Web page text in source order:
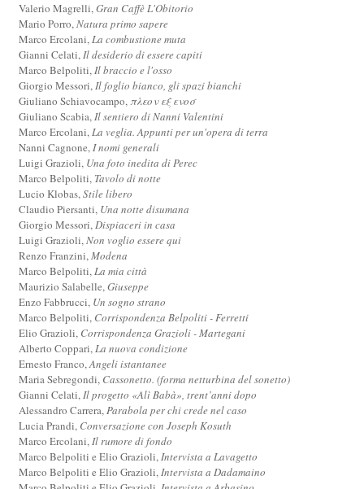
Valerio Magrelli,Gran Caffè L'Obitorio
Mario Porro,Natura primo sapere
Marco Ercolani,La combustione muta
Gianni Celati,Il desiderio di essere capiti
Marco Belpoliti,Il braccio e l'osso
Giorgio Messori,Il foglio bianco, gli spazi bianchi
Giuliano Schiavocampo,πλεον εξ ενοσ
Giuliano Scabia,Il sentiero di Nanni Valentini
Marco Ercolani,La veglia. Appunti per un'opera di terra
Nanni Cagnone,I nomi generali
Luigi Grazioli, Una foto inedita di Perec
Marco Belpoliti, Tavolo di notte
Lucio Klobas,Stile libero
Claudio Piersanti, Una notte disumana
Giorgio Messori,Dispiaceri in casa
Luigi Grazioli,Non voglio essere qui
Renzo Franzini,Modena
Marco Belpoliti,La mia città
Maurizio Salabelle,Giuseppe
Enzo Fabbrucci, Un sogno strano
Marco Belpoliti, Corrispondenza Belpoliti - Ferretti
Elio Grazioli, Corrispondenza Grazioli - Martegani
Alberto Coppari,La nuova condizione
Ernesto Franco,Angeli istantanee
Maria Sebregondi, Cassonetto. (forma netturbina del sonetto)
Gianni Celati,Il progetto «Alì Babà», trent’anni dopo
Alessandro Carrera,Parabola per chi crede nel caso
Lucia Prandi, Conversazione con Joseph Kosuth
Marco Ercolani,Il rumore di fondo
Marco Belpoliti e Elio Grazioli,Intervista a Lavagetto
Marco Belpoliti e Elio Grazioli,Intervista a Dadamaino